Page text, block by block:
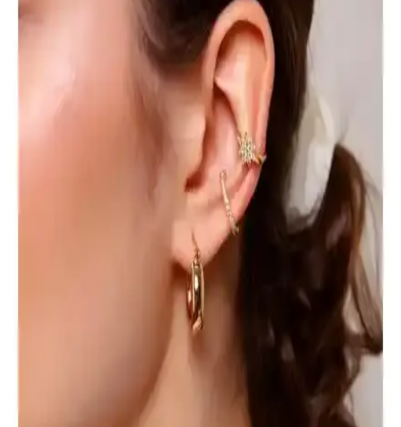
Büyük Boy Saç Aksesuarı
Monalisa TUKAA İnci Mandal Toka, renkli desenleri ve inci
detaylarıyla şık, kullanışlı ve dayanıklı büyük boy saç aksesuarıdır.
Hafif yapısı ve güçlü tutuşu sayesinde saçlarınızı kolayca
Ankaflex Uyku Göz Bandı: Rahat ve İşlevsel Uyku
Yardımcısı Özellikleri ve Kullanım İpuçları
Ankaflex Uyku Göz Bandı, ışık engelleme ve rahat tasarımıyla uyku
kalitenizi yükselten pratik bir çözüm sunar. Ayarlanabilir bant ve
yumuşak kumaşıyla seyahat ve meditasyon için idealdir.
Gösterişli ve Parlak Gözlükler: Stil ve Konfor
Arasında Denge Kurma Yöntemleri
Gösterişli ve parlak gözlükler, kişisel tarzı yansıtırken konfor ve
özgüvenle kullanılması önemlidir. Doğru seçimle günlük yaşamda
şıklık ve rahatlık sağlanabilir.
Aurrari Güneş Figürlü Altın Kaplama Küpe: Zarif
ve Enerjik Takı Seçeneği